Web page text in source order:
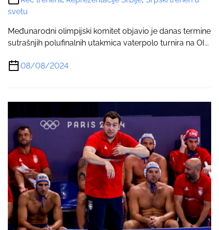
svetu
Međunarodni olimpijski komitet objavio je danas termine
sutrašnjih polufinalnih utakmica vaterpolo turnira na OI...
08/08/2024